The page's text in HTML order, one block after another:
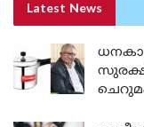
Latest News